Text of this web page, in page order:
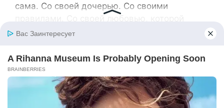
сама. Со своей дочерью. Со своими
хватало на двоих.
И этого было достаточно.